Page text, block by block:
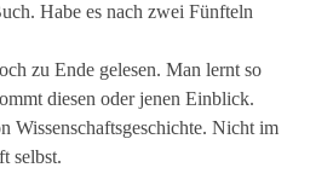
Habe es nach zwei Fünfteln
zu Ende gelesen. Man lernt so
diesen oder jenen Einblick.
Wissenschaftsgeschichte. Nicht im
selbst.